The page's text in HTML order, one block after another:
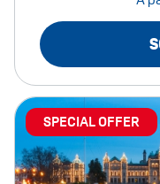
SPECIAL OFFER